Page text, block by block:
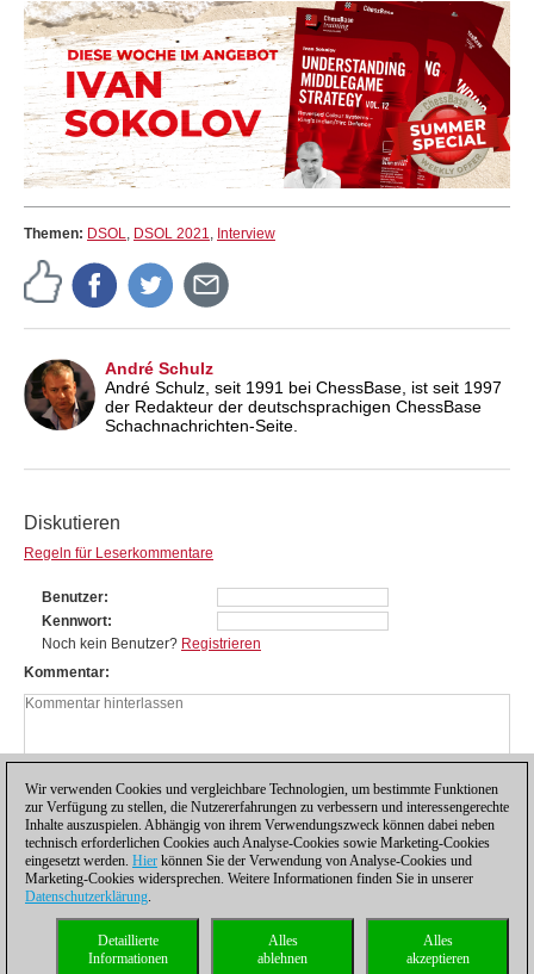
Themen: DSOL DSOL 2021 Interview
André Schulz
André Schulz, seit 1991 bei ChessBase, ist seit 1997
der Redakteur der deutschsprachigen ChessBase
Schachnachrichten-Seite.
Diskutieren
Regeln für Leserkommentare
Benutzer
Kennwort
Noch kein Benutzer? Registrieren
Kommentar
Datenschutzhinweis| Kontakt| |Lizenzen
Compliance Hotline|
Wir verwenden Cookies und vergleichbare Technologien, um bestimmte Funktionen
zur Verfügung zu stellen, die Nutzererfahrungen zu verbessern und interessengerechte
Inhalte auszuspielen. Abhängig von ihrem Verwendungszweck können dabei neben
technisch erforderlichen Cookies auch Analyse-Cookies sowie Marketing-Cookies
eingesetzt werden. Hier können Sie der Verwendung von Analyse-Cookies und
Marketing-Cookies widersprechen. Weitere Informationen finden Sie in unserer
Datenschutzerklärung.
Alles
akzeptieren
Alles
ablehnen
Detaillierte
Informationen